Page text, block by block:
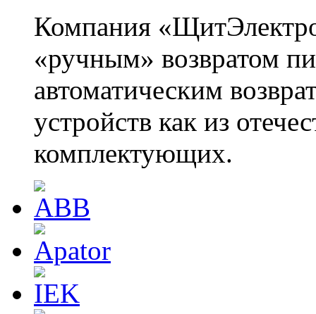
Компания
«ручным» возвратом
автоматическим
устройств как из
комплектующих.